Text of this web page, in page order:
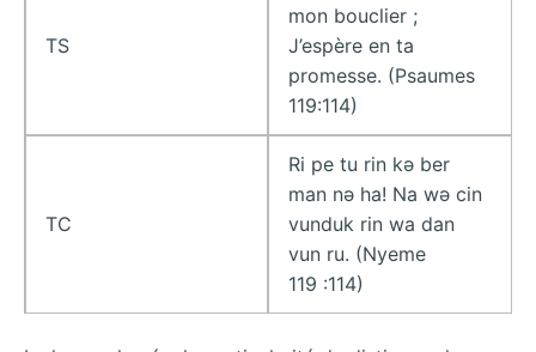
TS
mon bouclier ;
J’espère en ta
promesse. (Psaumes
119:114)
TC
Ri pe tu rin kǝ ber
man nǝ ha! Na wǝ cin
vunduk rin wa dan
vun ru. (Nyeme
119 :114)